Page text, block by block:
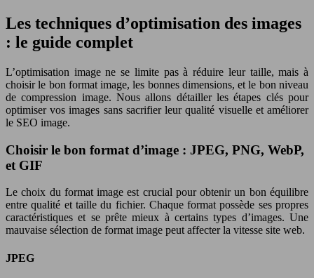
Les techniques d’optimisation des images
: le guide complet
L’optimisation image ne se limite pas à réduire leur taille, mais à
choisir le bon format image, les bonnes dimensions, et le bon niveau
de compression image. Nous allons détailler les étapes clés pour
optimiser vos images sans sacrifier leur qualité visuelle et améliorer
le SEO image.
Choisir le bon format d’image : JPEG, PNG, WebP,
et GIF
Le choix du format image est crucial pour obtenir un bon équilibre
entre qualité et taille du fichier. Chaque format possède ses propres
caractéristiques et se prête mieux à certains types d’images. Une
mauvaise sélection de format image peut affecter la vitesse site web.
JPEG